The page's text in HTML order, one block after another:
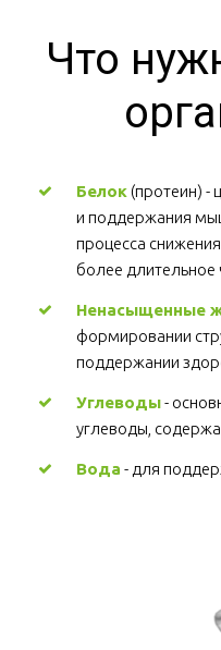
Что
Белок (протеин) -
и поддержания
процесса
более длительное
Ненасыщенные
формировании
поддержании
Углеводы -
углеводы,
Вода - для